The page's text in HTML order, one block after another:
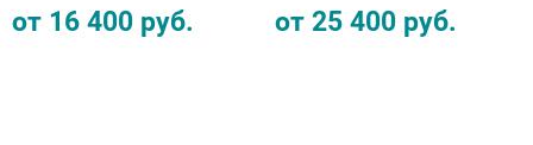
от 16 400 руб. от 25 400 руб.
для ЛФК